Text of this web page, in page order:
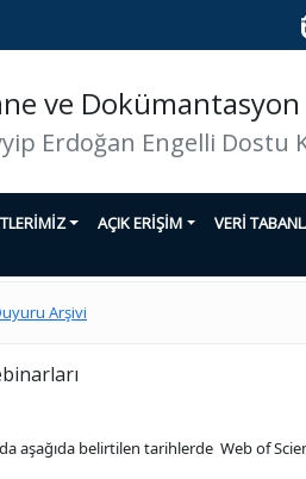
ve Dokümantasyon
Erdoğan Engelli Dostu
AÇIK ERİŞİM VERİ
Arşivi
aşağıda belirtilen tarihlerde Web of